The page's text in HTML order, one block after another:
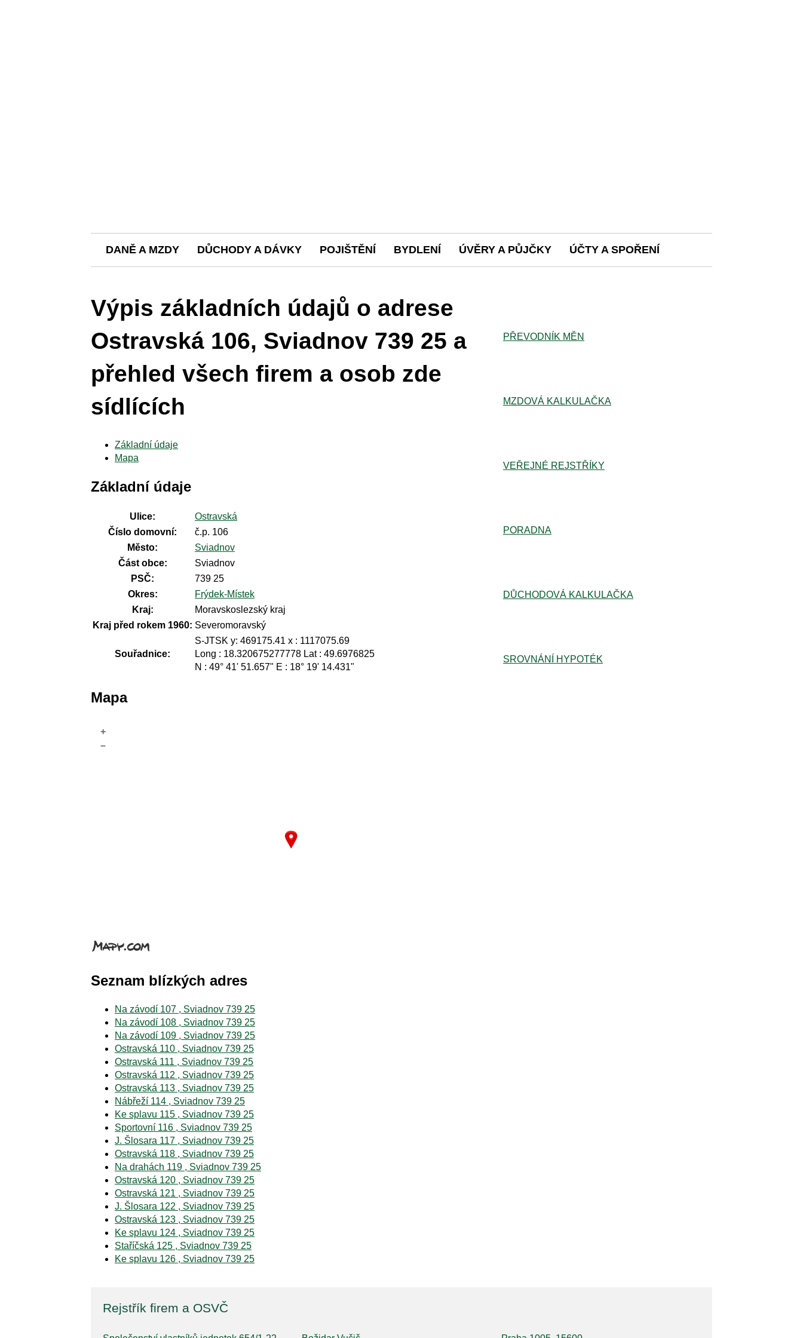
DANĚ A MZDY DŮCHODY A DÁVKY POJIŠTĚNÍ BYDLENÍ ÚVĚRY A PŮJČKY ÚČTY A SPOŘENÍ
Výpis základních údajů o adrese
Ostravská 106, Sviadnov 739 25 a
přehled všech firem a osob zde
sídlících
Základní údaje
Mapa
Základní údaje
Ulice:
Ostravská
Číslo domovní:
č.p. 106
Město:
Sviadnov
Část obce:
Sviadnov
PSČ:
739 25
Okres:
Frýdek-Místek
Kraj:
Moravskoslezský kraj
Kraj před rokem 1960: Severomoravský
Souřadnice:
S-JTSK y: 469175.41 x : 1117075.69
Long : 18.320675277778 Lat : 49.6976825
N : 49° 41' 51.657" E : 18° 19' 14.431"
Mapa
+
–
Seznam blízkých adres
Na závodí 107 , Sviadnov 739 25
Na závodí 108 , Sviadnov 739 25
Na závodí 109 , Sviadnov 739 25
Ostravská 110 , Sviadnov 739 25
Ostravská 111 , Sviadnov 739 25
Ostravská 112 , Sviadnov 739 25
Ostravská 113 , Sviadnov 739 25
Nábřeží 114 , Sviadnov 739 25
Ke splavu 115 , Sviadnov 739 25
Sportovní 116 , Sviadnov 739 25
J. Šlosara 117 , Sviadnov 739 25
Ostravská 118 , Sviadnov 739 25
Na drahách 119 , Sviadnov 739 25
Ostravská 120 , Sviadnov 739 25
Ostravská 121 , Sviadnov 739 25
J. Šlosara 122 , Sviadnov 739 25
Ostravská 123 , Sviadnov 739 25
Ke splavu 124 , Sviadnov 739 25
Staříčská 125 , Sviadnov 739 25
Ke splavu 126 , Sviadnov 739 25
PŘEVODNÍK MĚN
MZDOVÁ KALKULAČKA
VEŘEJNÉ REJSTŘÍKY
PORADNA
DŮCHODOVÁ KALKULAČKA
SROVNÁNÍ HYPOTÉK
Rejstřík firem a OSVČ